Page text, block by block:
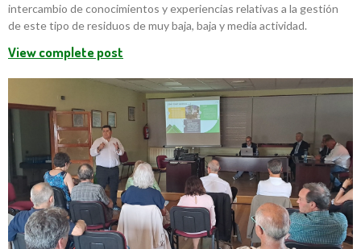
intercambio de conocimientos y experiencias relativas a la gestión
de este tipo de residuos de muy baja, baja y media actividad.
View complete post